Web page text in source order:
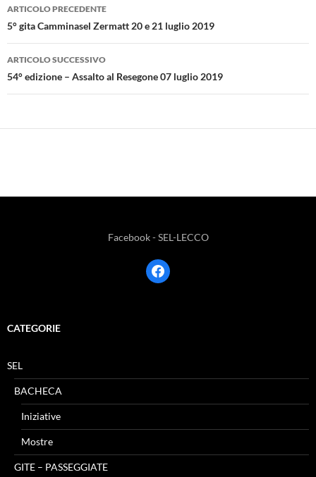
articolo
ARTICOLO PRECEDENTE
5° gita Camminasel Zermatt 20 e 21 luglio 2019
ARTICOLO SUCCESSIVO
54° edizione – Assalto al Resegone 07 luglio 2019
Facebook - SEL-LECCO
facebook
CATEGORIE
SEL
BACHECA
Iniziative
Mostre
GITE – PASSEGGIATE